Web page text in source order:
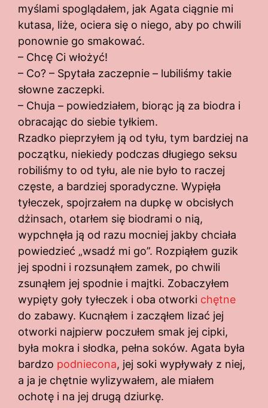
myślami spoglądałem, jak Agata ciągnie mi
kutasa, liże, ociera się o niego, aby po chwili
ponownie go smakować.
– Chcę Ci włożyć!
– Co? – Spytała zaczepnie – lubiliśmy takie
słowne zaczepki.
– Chuja – powiedziałem, biorąc ją za biodra i
obracając do siebie tyłkiem.
Rzadko pieprzyłem ją od tyłu, tym bardziej na
początku, niekiedy podczas długiego seksu
robiliśmy to od tyłu, ale nie było to raczej
częste, a bardziej sporadyczne. Wypięła
tyłeczek, spojrzałem na dupkę w obcisłych
dżinsach, otarłem się biodrami o nią,
wypchnęła ją od razu mocniej jakby chciała
powiedzieć „wsadź mi go”. Rozpiąłem guzik
jej spodni i rozsunąłem zamek, po chwili
zsunąłem jej spodnie i majtki. Zobaczyłem
wypięty goły tyłeczek i oba otworki chętne
do zabawy. Kucnąłem i zacząłem lizać jej
otworki najpierw poczułem smak jej cipki,
była mokra i słodka, pełna soków. Agata była
bardzo podniecona, jej soki wypływały z niej,
a ja je chętnie wylizywałem, ale miałem
ochotę i na jej drugą dziurkę.